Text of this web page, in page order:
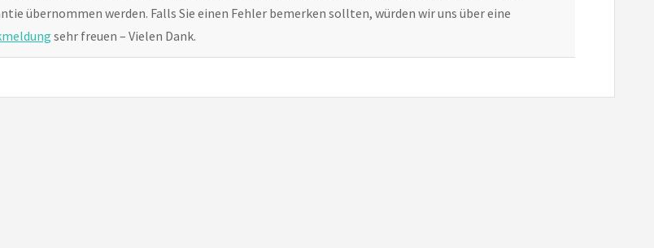
übernommen werden. Falls Sie einen Fehler bemerken sollten, würden wir uns über eine
sehr freuen – Vielen Dank.